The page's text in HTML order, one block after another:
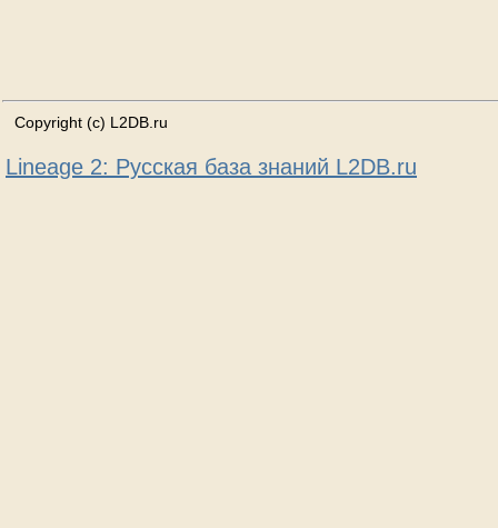
Copyright (c) L2DB.ru
Lineage 2: Русская база знаний L2DB.ru